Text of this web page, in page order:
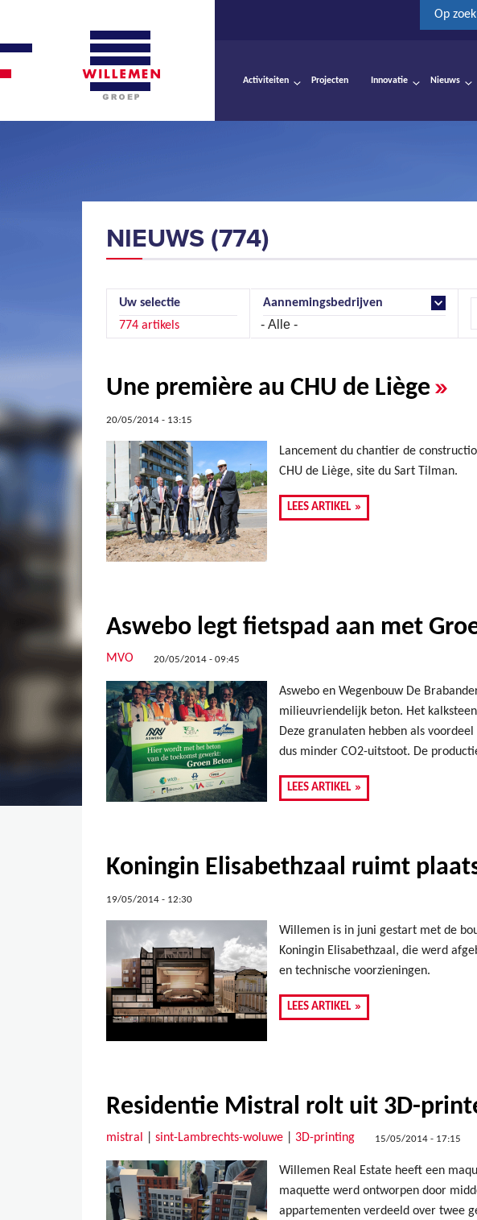
Op
Activiteiten Projecten Innovatie Nieuws
NIEUWS (774)
Aannemingsbedrijven
Uw selectie
774 artikels
Une première au CHU de Liège»
20/05/2014 - 13:15
Lancement du chantier de
CHU de Liège, site du Sart Tilman.
LEES ARTIKEL »
Aswebo legt fietspad aan met
MVO 20/05/2014 - 09:45
Aswebo en Wegenbouw De
milieuvriendelijk beton. Het
Deze granulaten hebben als
dus minder CO2-uitstoot. De
LEES ARTIKEL »
Koningin Elisabethzaal ruimt
19/05/2014 - 12:30
Willemen is in juni gestart met de
Koningin Elisabethzaal, die werd
en technische voorzieningen.
LEES ARTIKEL »
Residentie Mistral rolt uit 3D-
mistral sint-Lambrechts-woluwe 3D-printing 15/05/2014 - 17:15
Willemen Real Estate heeft een
maquette werd ontworpen door
appartementen verdeeld over twee
Pagina's